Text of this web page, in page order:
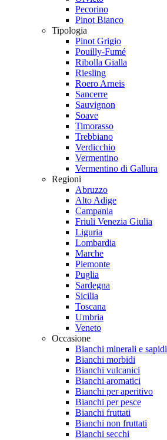
Pecorino
Pinot Bianco
Tipologia
Pinot Grigio
Pouilly-Fumé
Ribolla Gialla
Riesling
Roero Arneis
Sancerre
Sauvignon
Soave
Timorasso
Trebbiano
Verdicchio
Vermentino
Vermentino di Gallura
Regioni
Abruzzo
Alto Adige
Campania
Friuli Venezia Giulia
Liguria
Lombardia
Marche
Piemonte
Puglia
Sardegna
Sicilia
Toscana
Umbria
Veneto
Occasione
Bianchi minerali e sapidi
Bianchi morbidi
Bianchi vulcanici
Bianchi aromatici
Bianchi per aperitivo
Bianchi per pesce
Bianchi fruttati
Bianchi non fruttati
Bianchi secchi